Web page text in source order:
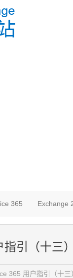
365 Exchange
指引（十三
365 用户指引（十